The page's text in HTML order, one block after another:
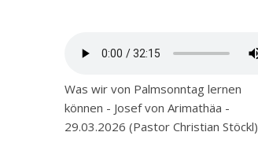
Was wir von Palmsonntag lernen
können - Josef von Arimathäa -
29.03.2026 (Pastor Christian Stöckl)